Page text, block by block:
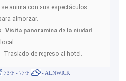
se anima con sus espectáculos.
almorzar.
Visita panorámica de la ciudad
Traslado de regreso al hotel.
73ºF - 77ºF
- ALNWICK